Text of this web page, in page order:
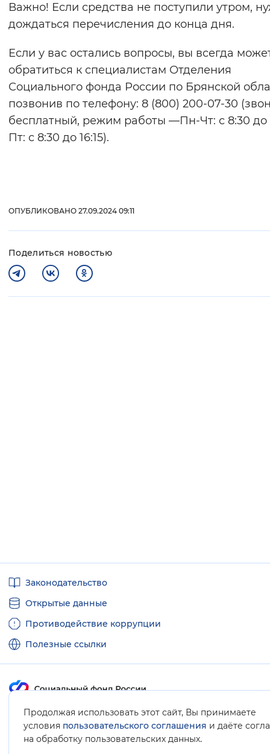
Важно! Если средства не поступили утром,
дождаться перечисления до конца дня.
Если у вас остались вопросы, вы всегда
обратиться к специалистам Отделения
Социального фонда России по Брянской
позвонив по телефону: 8 (800) 200-07-30
бесплатный, режим работы —Пн-Чт: с 8:30 до
Пт: с 8:30 до 16:15).
ОПУБЛИКОВАНО 27.09.2024 09:11
Поделиться новостью
Продолжая использовать этот сайт, Вы принимаете
условия пользовательского соглашения и даёте
на обработку пользовательских данных.
ссылкиЗаконодательство
Открытые данные
Противодействие коррупции
Полезные ссылки
Карта сайта